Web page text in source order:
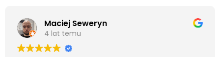
Maciej Seweryn
4 lat temu